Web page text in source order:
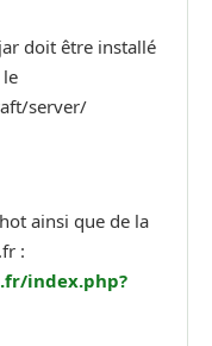
doit être installé
server/
ainsi que de la
:
index.php?